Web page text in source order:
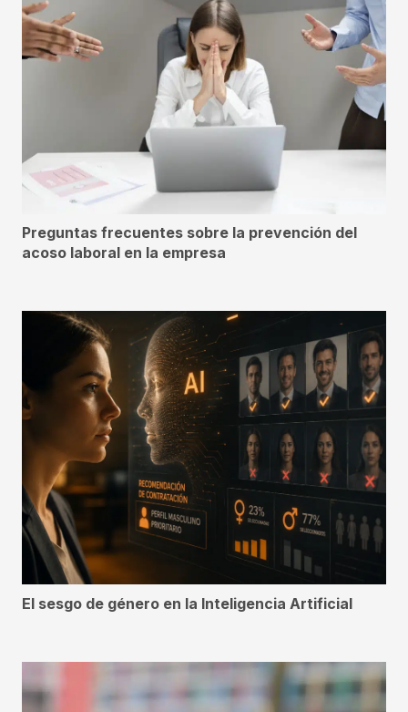
Preguntas frecuentes sobre la prevención del
acoso laboral en la empresa
El sesgo de género en la Inteligencia Artificial